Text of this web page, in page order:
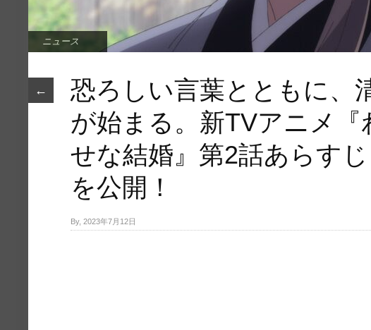
ニュース
←
恐ろしい言葉とともに、
が始まる。新TVアニメ『
せな結婚』第2話あらす
を公開！
By, 2023年7月12日